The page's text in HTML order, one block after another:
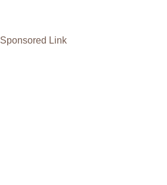
Sponsored Link